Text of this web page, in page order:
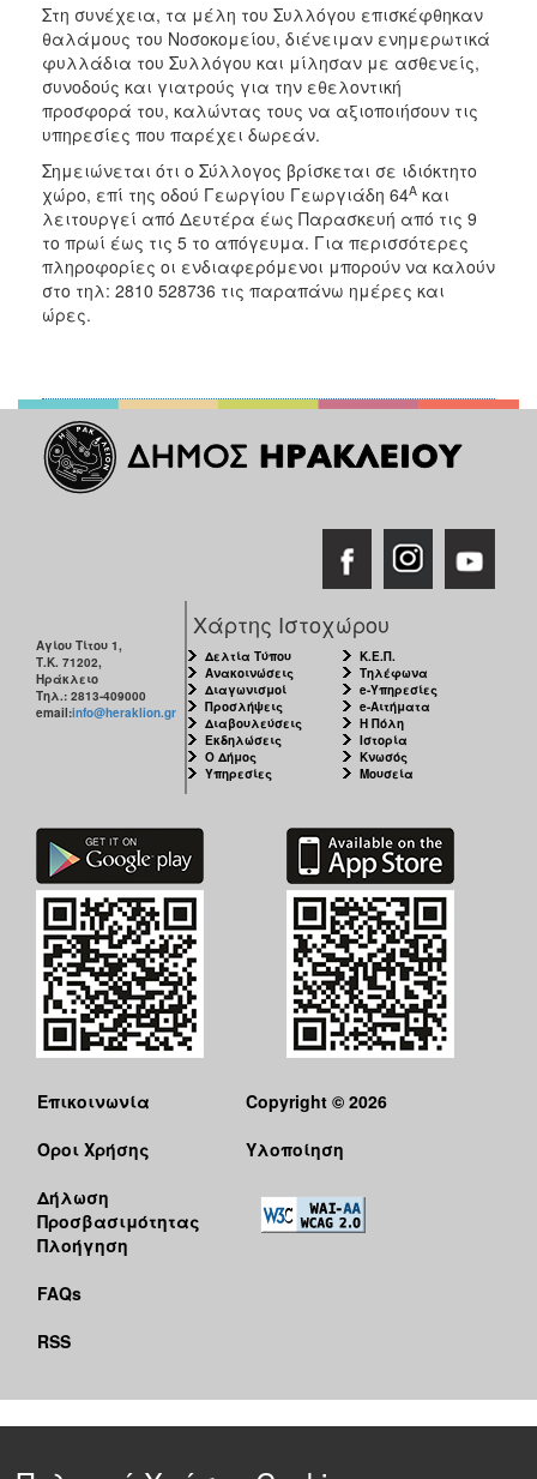
Στη συνέχεια, τα μέλη του Συλλόγου επισκέφθηκαν
θαλάμους του Νοσοκομείου, διένειμαν ενημερωτικά
φυλλάδια του Συλλόγου και μίλησαν με ασθενείς,
συνοδούς και γιατρούς για την εθελοντική
προσφορά του, καλώντας τους να αξιοποιήσουν τις
υπηρεσίες που παρέχει δωρεάν.
Σημειώνεται ότι ο Σύλλογος βρίσκεται σε ιδιόκτητο
χώρο, επί της οδού Γεωργίου Γεωργιάδη 64Α και
λειτουργεί από Δευτέρα έως Παρασκευή από τις 9
το πρωί έως τις 5 το απόγευμα. Για περισσότερες
πληροφορίες οι ενδιαφερόμενοι μπορούν να καλούν
στο τηλ: 2810 528736 τις παραπάνω ημέρες και
ώρες.
Αγίου Τίτου 1,
Τ.Κ. 71202,
Ηράκλειο
Τηλ.: 2813-409000
email:info@heraklion.gr
Χάρτης Ιστοχώρου
Δελτία Τύπου
Ανακοινώσεις
Διαγωνισμοί
Προσλήψεις
Διαβουλεύσεις
Εκδηλώσεις
Ο Δήμος
Υπηρεσίες
Κ.Ε.Π.
Τηλέφωνα
e-Υπηρεσίες
e-Αιτήματα
Η Πόλη
Ιστορία
Κνωσός
Μουσεία
Επικοινωνία
Όροι Χρήσης
Δήλωση
Προσβασιμότητας
Πλοήγηση
FAQs
RSS
Copyright © 2026
Υλοποίηση